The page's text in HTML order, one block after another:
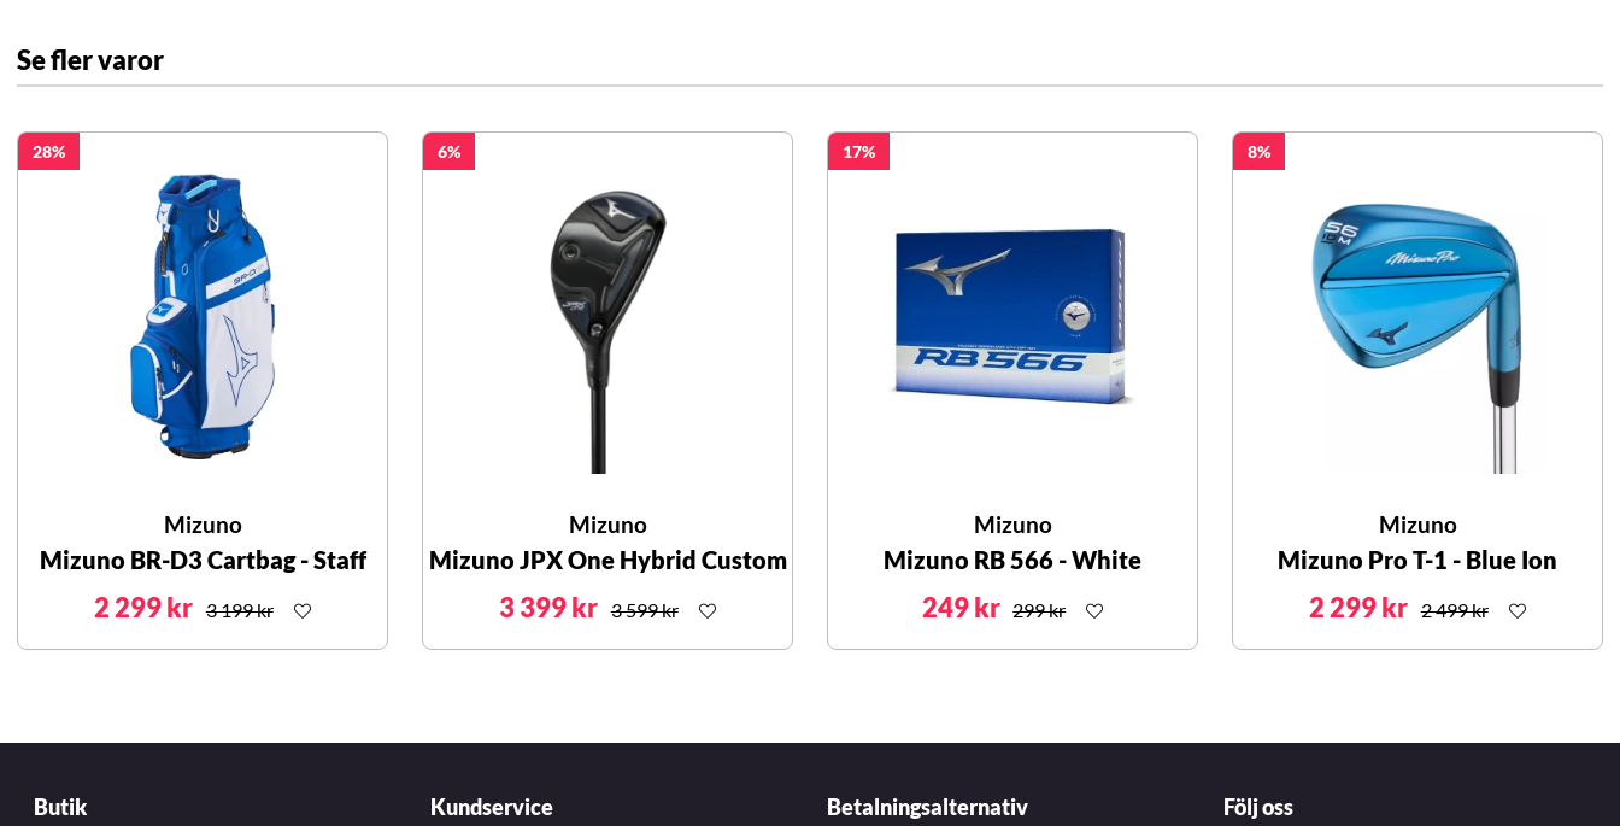
Se fler varor
28
Mizuno
Mizuno BR-D3 Cartbag - Staff
2 299 kr 3 199 kr
6
Mizuno
Mizuno JPX One Hybrid Custom
3 399 kr 3 599 kr
17
Mizuno
Mizuno RB 566 - White
249 kr 299 kr
8
Mizuno
Mizuno Pro T-1 - Blue Ion
2 299 kr 2 499 kr
Butik Kundservice Betalningsalternativ Följ oss